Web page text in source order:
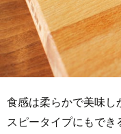
食感は柔らかで美味し
スピータイプにもで